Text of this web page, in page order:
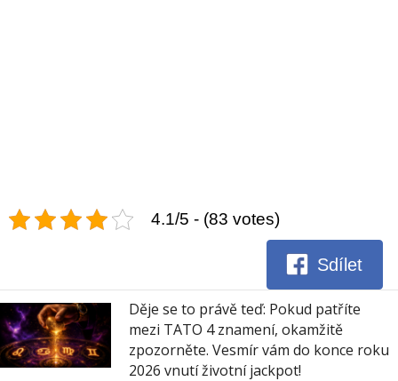
4.1/5 - (83 votes)
Sdílet
Děje se to právě teď: Pokud patříte
mezi TATO 4 znamení, okamžitě
zpozorněte. Vesmír vám do konce roku
2026 vnutí životní jackpot!